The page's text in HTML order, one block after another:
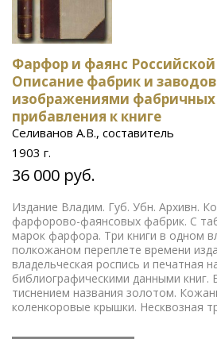
Фарфор и фаянс
Описание фабрик и заводов
изображениями
прибавления к книге
Селиванов А.В., составитель
1903 г.
36 000 руб.
Издание Владим. Губ. Убн. Архивн.
фарфорово-фаянсовых фабрик. С
марок фарфора. Три книги в одном
полкожаном переплете времени
владельческая роспись и печатная
библиографическими данными книг.
тиснением названия золотом.
коленкоровые крышки. Несквозная